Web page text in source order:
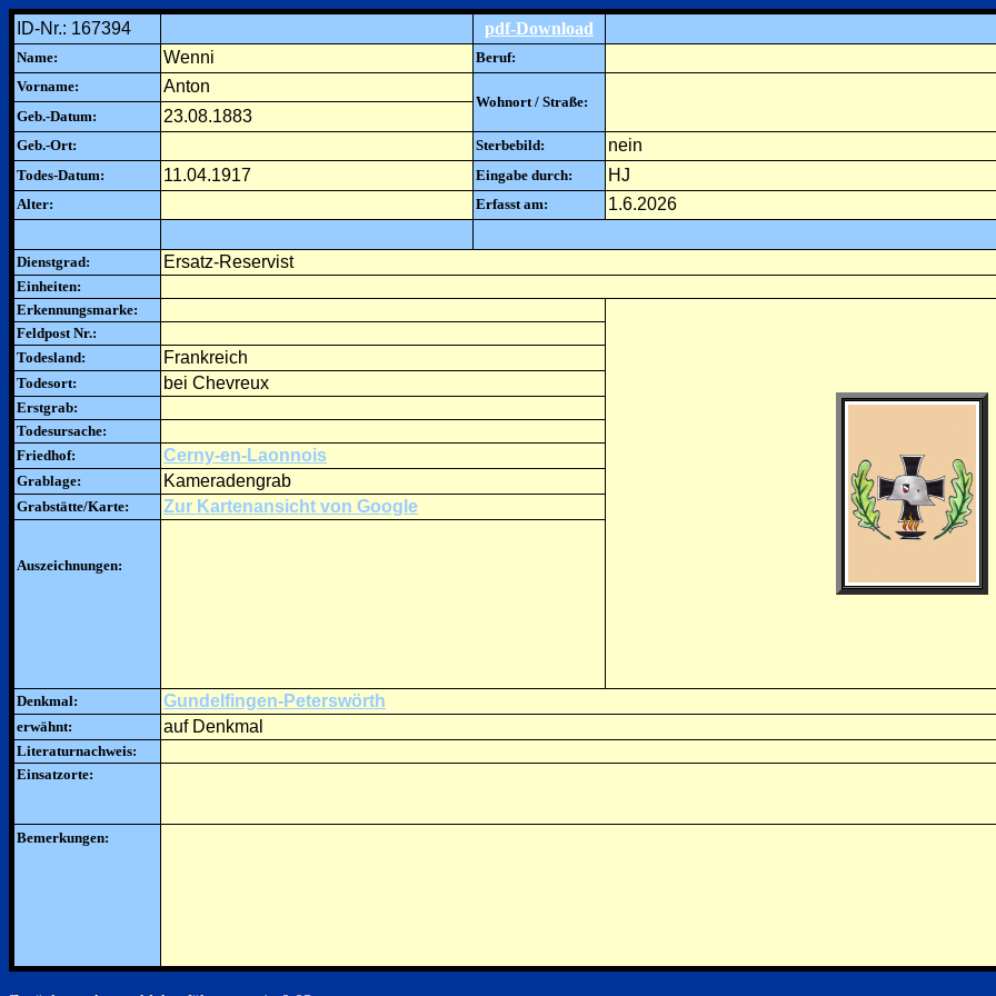
ID-Nr.: 167394 pdf-Download
Name: Wenni
Beruf:
Vorname:
Anton
Wohnort / Straße:
Geb.-Datum:
23.08.1883
Geb.-Ort: Sterbebild: nein
Todes-Datum: 11.04.1917 Eingabe durch: HJ
Alter: Erfasst am: 1.6.2026
Dienstgrad: Ersatz-Reservist
Einheiten:
Erkennungsmarke:
Feldpost Nr.:
Todesland:
Frankreich
Todesort: bei Chevreux
Erstgrab:
Todesursache:
Friedhof:
Cerny-en-Laonnois
Grablage: Kameradengrab
Grabstätte/Karte: Zur Kartenansicht von Google
Auszeichnungen:
Denkmal: Gundelfingen-Peterswörth
erwähnt: auf Denkmal
Literaturnachweis:
Einsatzorte:
Bemerkungen: